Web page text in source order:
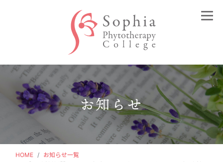
Sohia Phytotherapy College（ソフィアフィトセ
お知らせ
HOME
お知らせ一覧